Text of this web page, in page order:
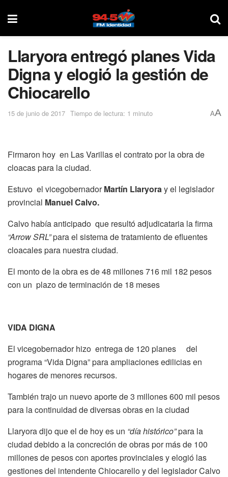
Llaryora entregó planes Vida
Digna y elogió la gestión de
Chiocarello
15 de junio de 2017 Tiempo de lectura: 1 minuto AA
Firmaron hoy en Las Varillas el contrato por la obra de
cloacas para la ciudad.
Estuvo el vicegobernadorMartín Llaryoray el legislador
provincial Manuel Calvo.
Calvo había anticipado que resultó adjudicataria la firma
“Arrow SRL”para el sistema de tratamiento de efluentes
cloacales para nuestra ciudad.
El monto de la obra es de 48 millones 716 mil 182 pesos
con un plazo de terminación de 18 meses
VIDA DIGNA
El vicegobernador hizo entrega de 120 planes del
programa “Vida Digna” para ampliaciones edilicias en
hogares de menores recursos.
También trajo un nuevo aporte de 3 millones 600 mil pesos
para la continuidad de diversas obras en la ciudad
Llaryora dijo que el de hoy es un “día histórico”para la
ciudad debido a la concreción de obras por más de 100
millones de pesos con aportes provinciales y elogió las
gestiones del intendente Chiocarello y del legislador Calvo